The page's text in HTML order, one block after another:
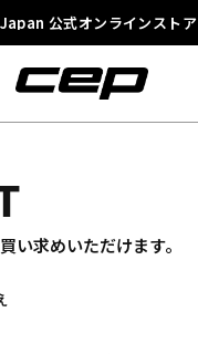
公式オンラインストア
い求めいただけます。